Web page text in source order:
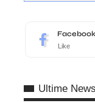
Facebook
Like
Ultime News